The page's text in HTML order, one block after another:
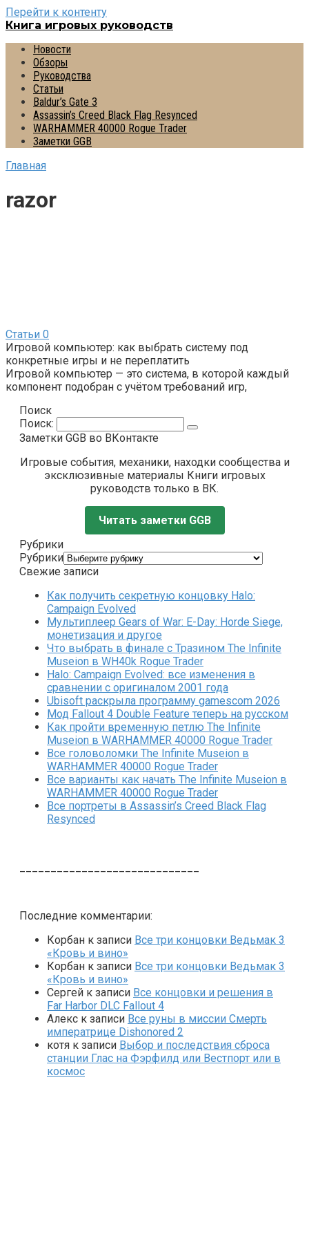
Перейти к контенту
Книга игровых руководств
Новости
Обзоры
Руководства
Статьи
Baldur’s Gate 3
Assassin’s Creed Black Flag Resynced
WARHAMMER 40000 Rogue Trader
Заметки GGB
Главная
razor
Статьи 0
Игровой компьютер: как выбрать систему под
конкретные игры и не переплатить
Игровой компьютер — это система, в которой каждый
компонент подобран с учётом требований игр,
Поиск
Поиск:
Заметки GGB во ВКонтакте
Игровые события, механики, находки сообщества и
эксклюзивные материалы Книги игровых
руководств только в ВК.
Читать заметки GGB
Рубрики
Рубрики
Свежие записи
Как получить секретную концовку Halo:
Campaign Evolved
Мультиплеер Gears of War: E-Day: Horde Siege,
монетизация и другое
Что выбрать в финале с Тразином The Infinite
Museion в WH40k Rogue Trader
Halo: Campaign Evolved: все изменения в
сравнении с оригиналом 2001 года
Ubisoft раскрыла программу gamescom 2026
Мод Fallout 4 Double Feature теперь на русском
Как пройти временную петлю The Infinite
Museion в WARHAMMER 40000 Rogue Trader
Все головоломки The Infinite Museion в
WARHAMMER 40000 Rogue Trader
Все варианты как начать The Infinite Museion в
WARHAMMER 40000 Rogue Trader
Все портреты в Assassin’s Creed Black Flag
Resynced
Последние комментарии:
Корбан к записи Все три концовки Ведьмак 3
«Кровь и вино»
Корбан к записи Все три концовки Ведьмак 3
«Кровь и вино»
Сергей к записи Все концовки и решения в
Far Harbor DLC Fallout 4
Алекс к записи Все руны в миссии Смерть
императрице Dishonored 2
котя к записи Выбор и последствия сброса
станции Глас на Фэрфилд или Вестпорт или в
космос